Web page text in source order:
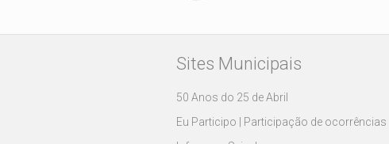
Sites Municipais
50 Anos do 25 de Abril
Eu Participo | Participação de ocorrências